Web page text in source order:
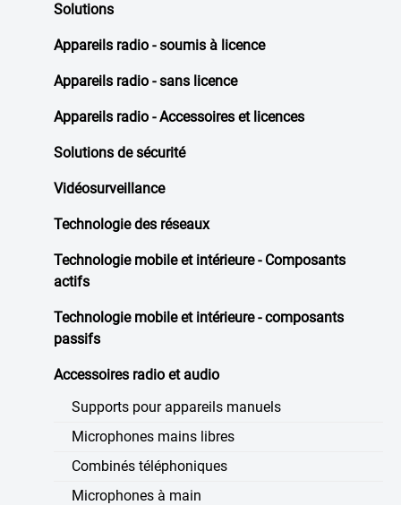
Solutions
Appareils radio - soumis à licence
Appareils radio - sans licence
Appareils radio - Accessoires et licences
Solutions de sécurité
Vidéosurveillance
Technologie des réseaux
Technologie mobile et intérieure - Composants
actifs
Technologie mobile et intérieure - composants
passifs
Accessoires radio et audio
Supports pour appareils manuels
Microphones mains libres
Combinés téléphoniques
Microphones à main